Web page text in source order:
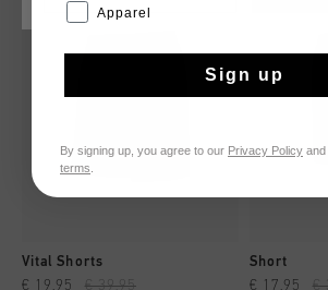
Vital Shorts
€ 19,95 € 39,95
Short
€ 17,95 €
Apparel
Sign up
By signing up, you agree to our Privacy Policy and
terms